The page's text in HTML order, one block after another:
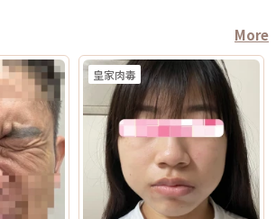
受此類治療，除非有醫療必要且經監護人與專業醫
的能量作用以機械式震動為主，而非傳統以
，因此對周邊組織較為溫和，修復期相對短。搭配
護，可讓能量更集中在斑點本身，減少熱擴散造成
需要更加精準、可控的淺層色素改善者，是較新的
程能看到效果嗎？需要做幾次比較理想？淺層曬
半能看到初步變化；但深層或混合型色素通常需要
序淡化」的方式呈現。實際次數與間隔仍須依個人
Q3：Reepot 是否有反黑風險？術後該注意什麼？
反黑風險，但 Reepot 因熱傷害較低、加上冷卻系
後的關鍵在於防曬和保濕，尤其治療後一週避免曝
。若依照術後指示照護，能大幅降低色素反應的機
膚適合做 Reepot 嗎？Reepot 的能量模式相對溫
感肌而言較為友善。但敏感肌的特性是屏障本身不
同時有鬆和垂：可以和醫師討論電音波搭配。這
會用「複合式療程」來做規劃。不是每個人都只需
化主要發生在哪一層，再決定適合電波、音波，還
以一起打嗎？可以，但不是每個人都一定需要。電
所以在醫師評估下，兩者確實可以搭配。常見做法
提，再用電波改善皮膚緊緻與膚質鬆弛，讓效果更
「全部打越多越好」。發數、能量、施作順序、間
臉部條件設計。如果臉部脂肪偏少、皮膚偏薄、曾
剛打過針劑，更要讓醫師完整評估，避免過度治
意哪些事？第一，先判斷自己是哪一種老化問題在
急著問「哪個比較好」，而是要先看自己的老化問
常見可分成四大類：組織鬆弛下垂、結構性凹陷、
波和音波主要處理的是「鬆弛與下垂」這一類問
弛、細紋與緊緻度；音波偏向改善輪廓下垂、嘴邊
是太陽穴凹陷、淚溝、臉頰凹陷這類結構性凹陷，
度不同 常見效果感受 膚質變細、臉
？很多人看
覺得很難懂，其實可以用生活化的方式理解。單極
較深、較廣的範圍，主要作用於較深層皮膚組織
用於緊緻與支撐感相關需求。鳳凰電波即屬於單極
是將能量集中在兩個電極之間，作用範圍相對較
、表層改善等需求。無雙電波的特色，在於將單極
一療程設計中。根據官方資料，DENSITY 可透過
別作用於深層與淺層皮膚。因此，兩者並不是「誰
drdeungskinclinic/張英睿皮膚專科診所地
一段118號電話：(02)-2250-6065LINE：
page.line.me/xat.0000195926.1nz?
More
皇家肉毒